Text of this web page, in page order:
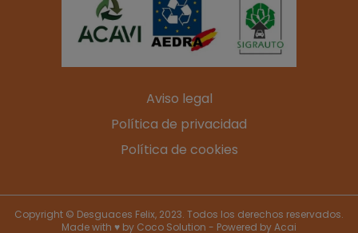
Aviso legal
Política de privacidad
Política de cookies
Copyright © Desguaces Felix, 2023. Todos los derechos reservados.
Made with ♥ by Coco Solution - Powered byAcai